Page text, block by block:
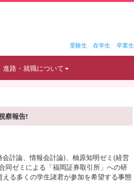
受験生 在学生 卒業生
進路・就職について
察報告!
計論、情報会計論)、柚原知明ゼミ(経営
同ゼミによる「福岡証券取引所」への研
る多くの学生諸君が参加を希望する事態